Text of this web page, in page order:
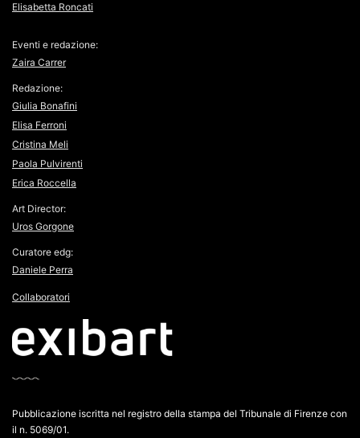
Elisabetta Roncati
Eventi e redazione:
Zaira Carrer
Redazione:
Giulia Bonafini
Elisa Ferroni
Cristina Meli
Paola Pulvirenti
Erica Roccella
Art Director:
Uros Gorgone
Curatore edg:
Daniele Perra
Collaboratori
Pubblicazione iscritta nel registro della stampa del Tribunale di Firenze con
il n. 5069/01.